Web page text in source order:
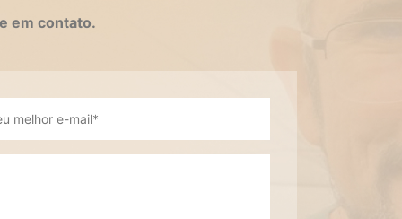
em contato.